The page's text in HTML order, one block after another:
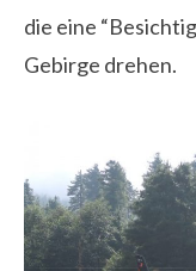
die eine
Gebirge drehen.